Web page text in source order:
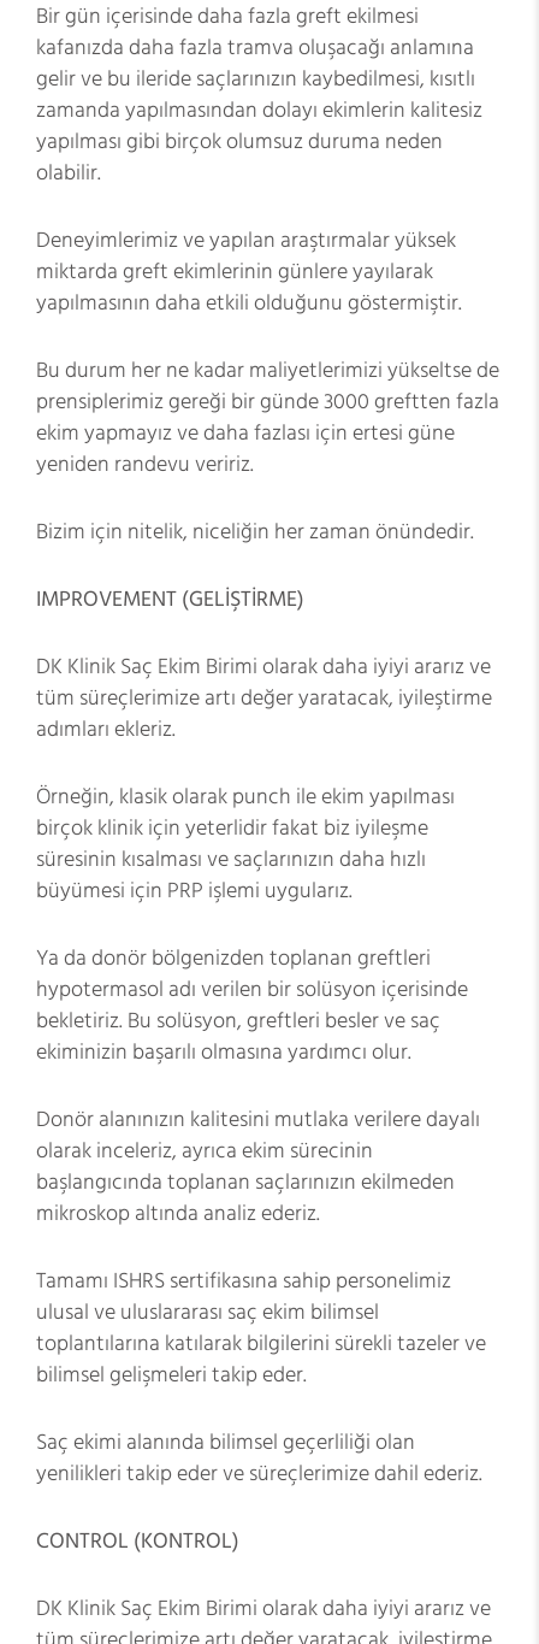
Bir gün içerisinde daha fazla greft ekilmesi
kafanızda daha fazla tramva oluşacağı anlamına
gelir ve bu ileride saçlarınızın kaybedilmesi, kısıtlı
zamanda yapılmasından dolayı ekimlerin kalitesiz
yapılması gibi birçok olumsuz duruma neden
olabilir.
Deneyimlerimiz ve yapılan araştırmalar yüksek
miktarda greft ekimlerinin günlere yayılarak
yapılmasının daha etkili olduğunu göstermiştir.
Bu durum her ne kadar maliyetlerimizi yükseltse de
prensiplerimiz gereği bir günde 3000 greftten fazla
ekim yapmayız ve daha fazlası için ertesi güne
yeniden randevu veririz.
Bizim için nitelik, niceliğin her zaman önündedir.
IMPROVEMENT (GELİŞTİRME)
DK Klinik Saç Ekim Birimi olarak daha iyiyi ararız ve
tüm süreçlerimize artı değer yaratacak, iyileştirme
adımları ekleriz.
Örneğin, klasik olarak punch ile ekim yapılması
birçok klinik için yeterlidir fakat biz iyileşme
süresinin kısalması ve saçlarınızın daha hızlı
büyümesi için PRP işlemi uygularız.
Ya da donör bölgenizden toplanan greftleri
hypotermasol adı verilen bir solüsyon içerisinde
bekletiriz. Bu solüsyon, greftleri besler ve saç
ekiminizin başarılı olmasına yardımcı olur.
Donör alanınızın kalitesini mutlaka verilere dayalı
olarak inceleriz, ayrıca ekim sürecinin
başlangıcında toplanan saçlarınızın ekilmeden
mikroskop altında analiz ederiz.
Tamamı ISHRS sertifikasına sahip personelimiz
ulusal ve uluslararası saç ekim bilimsel
toplantılarına katılarak bilgilerini sürekli tazeler ve
bilimsel gelişmeleri takip eder.
Saç ekimi alanında bilimsel geçerliliği olan
yenilikleri takip eder ve süreçlerimize dahil ederiz.
CONTROL (KONTROL)
DK Klinik Saç Ekim Birimi olarak daha iyiyi ararız ve